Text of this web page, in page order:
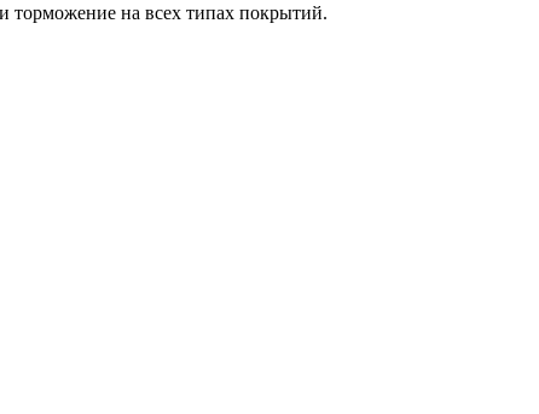
торможение на всех типах покрытий.